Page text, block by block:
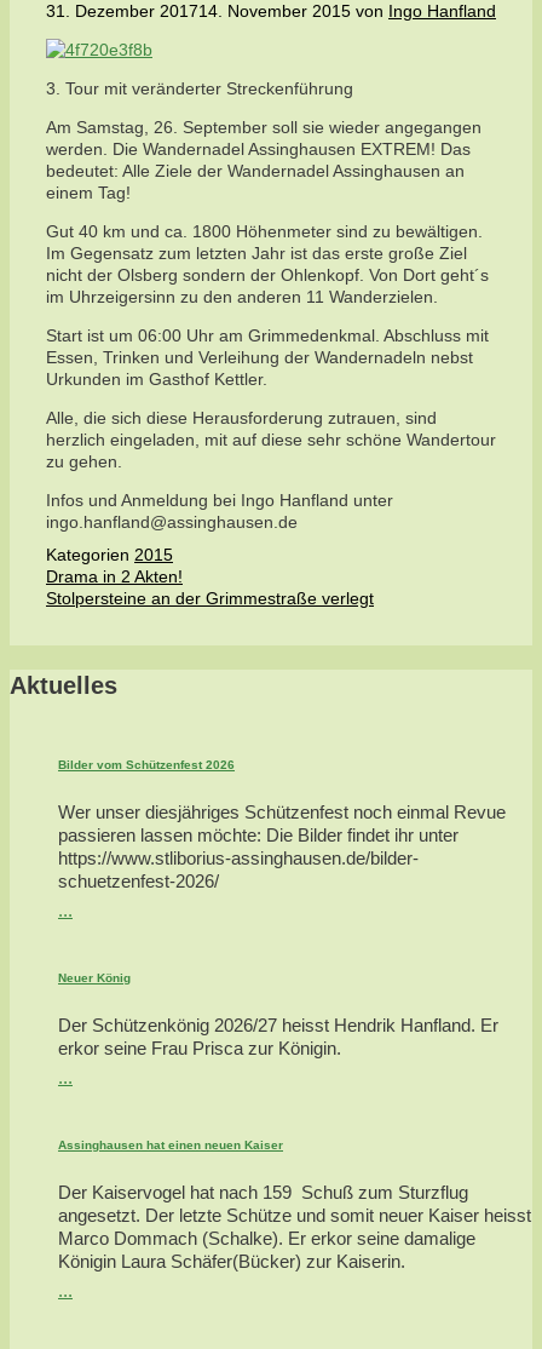
31. Dezember 201714. November 2015 von Ingo Hanfland
3. Tour mit veränderter Streckenführung
Am Samstag, 26. September soll sie wieder angegangen
werden. Die Wandernadel Assinghausen EXTREM! Das
bedeutet: Alle Ziele der Wandernadel Assinghausen an
einem Tag!
Gut 40 km und ca. 1800 Höhenmeter sind zu bewältigen.
Im Gegensatz zum letzten Jahr ist das erste große Ziel
nicht der Olsberg sondern der Ohlenkopf. Von Dort geht´s
im Uhrzeigersinn zu den anderen 11 Wanderzielen.
Start ist um 06:00 Uhr am Grimmedenkmal. Abschluss mit
Essen, Trinken und Verleihung der Wandernadeln nebst
Urkunden im Gasthof Kettler.
Alle, die sich diese Herausforderung zutrauen, sind
herzlich eingeladen, mit auf diese sehr schöne Wandertour
zu gehen.
Infos und Anmeldung bei Ingo Hanfland unter
ingo.hanfland@assinghausen.de
Kategorien 2015
Drama in 2 Akten!
Stolpersteine an der Grimmestraße verlegt
Aktuelles
Bilder vom Schützenfest 2026
Wer unser diesjähriges Schützenfest noch einmal Revue
passieren lassen möchte: Die Bilder findet ihr unter
https://www.stliborius-assinghausen.de/bilder-
schuetzenfest-2026/
...
Neuer König
Der Schützenkönig 2026/27 heisst Hendrik Hanfland. Er
erkor seine Frau Prisca zur Königin.
...
Assinghausen hat einen neuen Kaiser
Der Kaiservogel hat nach 159 Schuß zum Sturzflug
angesetzt. Der letzte Schütze und somit neuer Kaiser heisst
Marco Dommach (Schalke). Er erkor seine damalige
Königin Laura Schäfer(Bücker) zur Kaiserin.
...